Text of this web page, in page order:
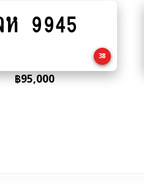
Add
to
9945
38
฿95,000